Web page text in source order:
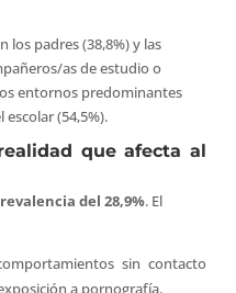
los padres (38,8%) y las
as de estudio o
entornos predominantes
(54,5%).
que afecta al
del 28,9%. El
sin contacto
a pornografía.